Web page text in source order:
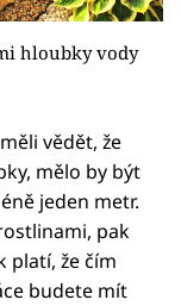
hloubky vody
vědět, že
mělo by být
jeden metr.
pak
platí, že čím
budete mít